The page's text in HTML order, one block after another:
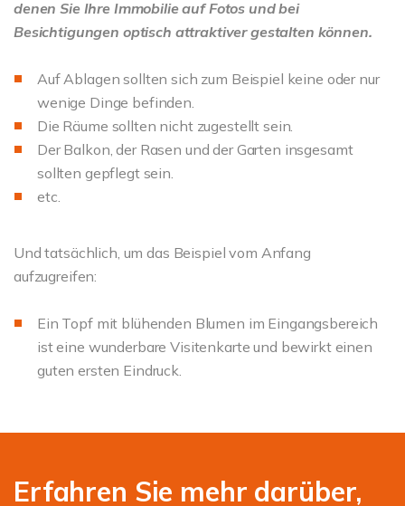
denen Sie Ihre Immobilie auf Fotos und bei
Besichtigungen optisch attraktiver gestalten können.
Auf Ablagen sollten sich zum Beispiel keine oder nur
wenige Dinge befinden.
Die Räume sollten nicht zugestellt sein.
Der Balkon, der Rasen und der Garten insgesamt
sollten gepflegt sein.
etc.
Und tatsächlich, um das Beispiel vom Anfang
aufzugreifen:
Ein Topf mit blühenden Blumen im Eingangsbereich
ist eine wunderbare Visitenkarte und bewirkt einen
guten ersten Eindruck.
Erfahren Sie mehr darüber,